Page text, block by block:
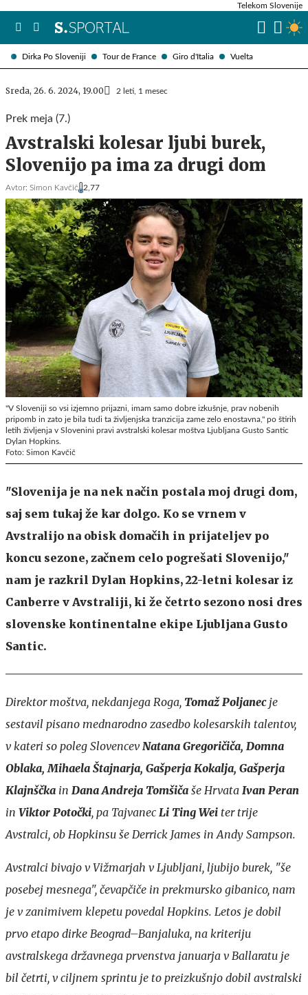
Dirka Po Sloveniji Tour de France Giro d'Italia Vuelta
Telekom Slovenije
Sreda, 26. 6. 2024, 19.00 2 leti, 1 mesec
Prek meja (7.)
Avstralski kolesar ljubi burek,
Slovenijo pa ima za drugi dom
Avtor: Simon Kavčič 2,77
"V Sloveniji so vsi izjemno prijazni, imam samo dobre izkušnje, prav nobenih
pripomb in zato je bila tudi ta življenjska tranzicija zame zelo enostavna," po štirih
letih življenja v Slovenini pravi avstralski kolesar moštva Ljubljana Gusto Santic
Dylan Hopkins.
Foto: Simon Kavčič
"Slovenija je na nek način postala moj drugi dom,
saj sem tukaj že kar dolgo. Ko se vrnem v
Avstralijo na obisk domačih in prijateljev po
koncu sezone, začnem celo pogrešati Slovenijo,"
nam je razkril Dylan Hopkins, 22-letni kolesar iz
Canberre v Avstraliji, ki že četrto sezono nosi dres
slovenske kontinentalne ekipe Ljubljana Gusto
Santic.
Direktor moštva, nekdanjega Roga, Tomaž Poljanecje
sestavil pisano mednarodno zasedbo kolesarskih talentov,
v kateri so poleg Slovencev Natana Gregoričiča, Domna
Oblaka, Mihaela Štajnarja, Gašperja Kokalja, Gašperja
Klajnščka in Dana Andreja Tomšiča še Hrvata Ivan Peran
in Viktor Potočki, pa Tajvanec Li Ting Wei ter trije
Avstralci, ob Hopkinsu še Derrick James in Andy Sampson.
Avstralci bivajo v Vižmarjah v Ljubljani, ljubijo burek, "še
posebej mesnega", čevapčiče in prekmursko gibanico, nam
je v zanimivem klepetu povedal Hopkins. Letos je dobil
prvo etapo dirke Beograd–Banjaluka, na kriteriju
avstralskega državnega prvenstva januarja v Ballaratu je
bil četrti, v ciljnem sprintu je to preizkušnjo dobil avstralski